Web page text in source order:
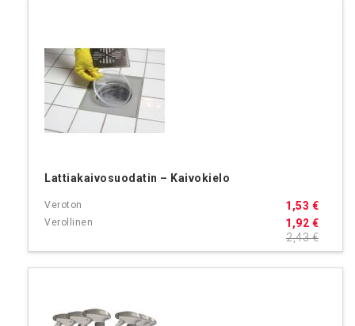
Lattiakaivosuodatin – Kaivokielo
1,92 €
1,53 €
2,43 €